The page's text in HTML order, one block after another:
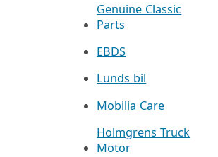
Genuine Classic
Parts
EBDS
Lunds bil
Mobilia Care
Holmgrens Truck
Motor